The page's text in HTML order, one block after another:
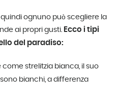
quindi ognuno può scegliere la
ai propri gusti. Ecco i tipi
del paradiso:
strelitzia bianca, il suo
bianchi, a differenza